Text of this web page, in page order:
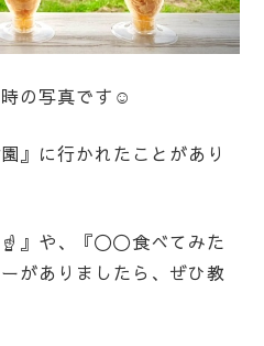
の写真です☺️
』に行かれたことがあり
』や、『〇〇食べてみた
がありましたら、ぜひ教